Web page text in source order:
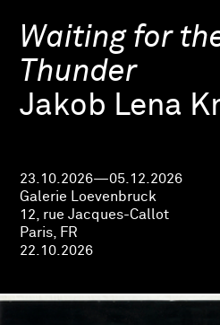
Waiting for
Thunder
Jakob Lena
23.10.2026—05.12.2026
Galerie Loevenbruck
12, rue Jacques-Callot
Paris, FR
22.10.2026